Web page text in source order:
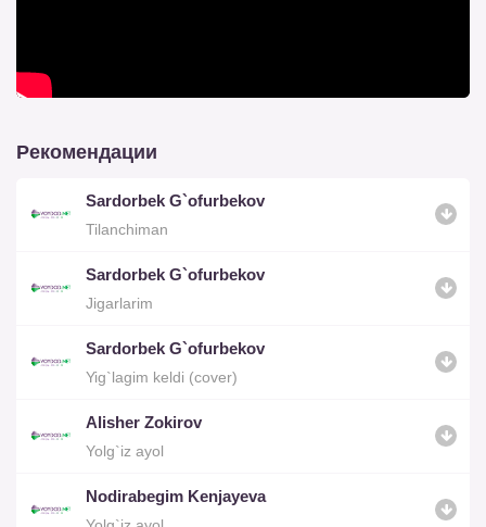
Рекомендации
Sardorbek G`ofurbekov
Tilanchiman
Sardorbek G`ofurbekov
Jigarlarim
Sardorbek G`ofurbekov
Yig`lagim keldi (cover)
Alisher Zokirov
Yolg`iz ayol
Nodirabegim Kenjayeva